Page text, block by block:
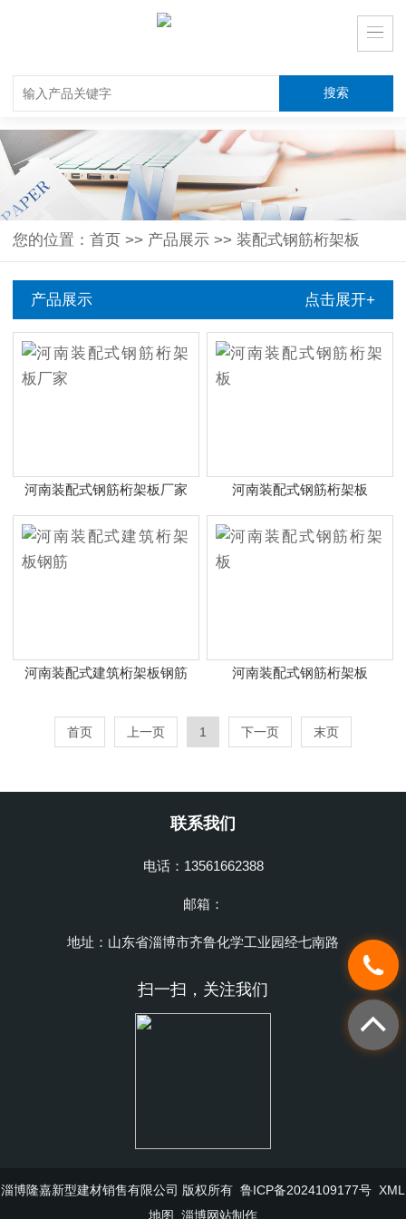
您的位置： 首页 >> 产品展示 >> 装配式钢筋桁架板
产品展示 点击展开+
河南装配式钢筋桁架板厂家 河南装配式钢筋桁架板
河南装配式建筑桁架板钢筋 河南装配式钢筋桁架板
首页 上一页 1 下一页 末页
联系我们
电话：13561662388
邮箱：
地址：山东省淄博市齐鲁化学工业园经七南路
扫一扫，关注我们
淄博隆嘉新型建材销售有限公司 版权所有 鲁ICP备2024109177号 XML
地图
淄博网站制作